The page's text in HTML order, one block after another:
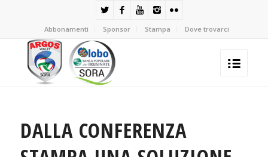
Abbonamenti Sponsor Stampa Dove trovarci
DALLA CONFERENZA